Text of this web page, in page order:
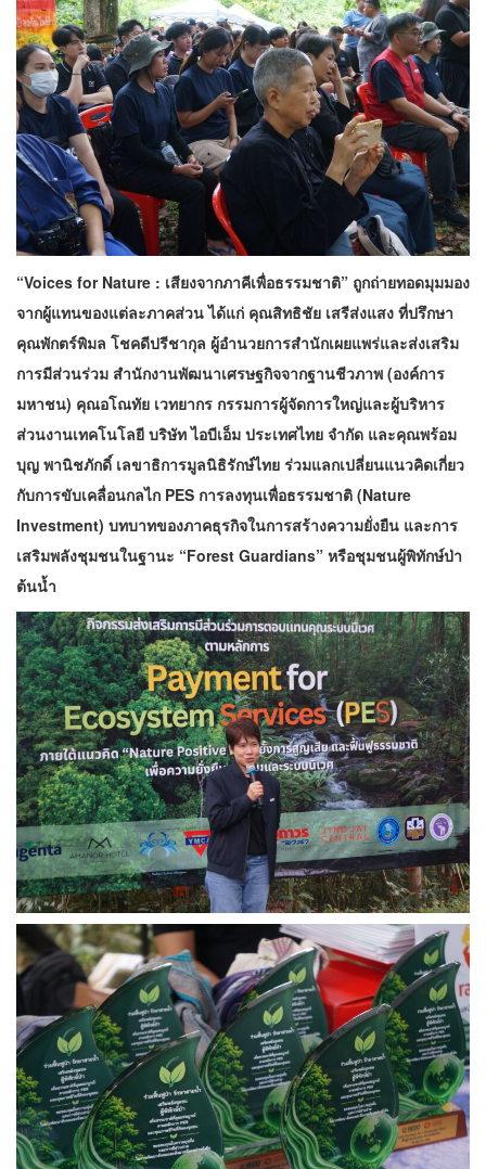
“Voices for Nature : เสียงจากภาคีเพื่อธรรมชาติ” ถูกถ่ายทอดมุมมอง
จากผู้แทนของแต่ละภาคส่วน ได้แก่ คุณสิทธิชัย เสรีส่งแสง ที่ปรึกษา
คุณพักตร์พิมล โชคดีปรีชากุล ผู้อำนวยการสำนักเผยแพร่และส่งเสริม
การมีส่วนร่วม สำนักงานพัฒนาเศรษฐกิจจากฐานชีวภาพ (องค์การ
มหาชน) คุณอโณทัย เวทยากร กรรมการผู้จัดการใหญ่และผู้บริหาร
ส่วนงานเทคโนโลยี บริษัท ไอบีเอ็ม ประเทศไทย จำกัด และคุณพร้อม
บุญ พานิชภักดิ์ เลขาธิการมูลนิธิรักษ์ไทย ร่วมแลกเปลี่ยนแนวคิดเกี่ยว
กับการขับเคลื่อนกลไก PES การลงทุนเพื่อธรรมชาติ (Nature
Investment) บทบาทของภาคธุรกิจในการสร้างความยั่งยืน และการ
เสริมพลังชุมชนในฐานะ “Forest Guardians” หรือชุมชนผู้พิทักษ์ป่า
ต้นน้ำ